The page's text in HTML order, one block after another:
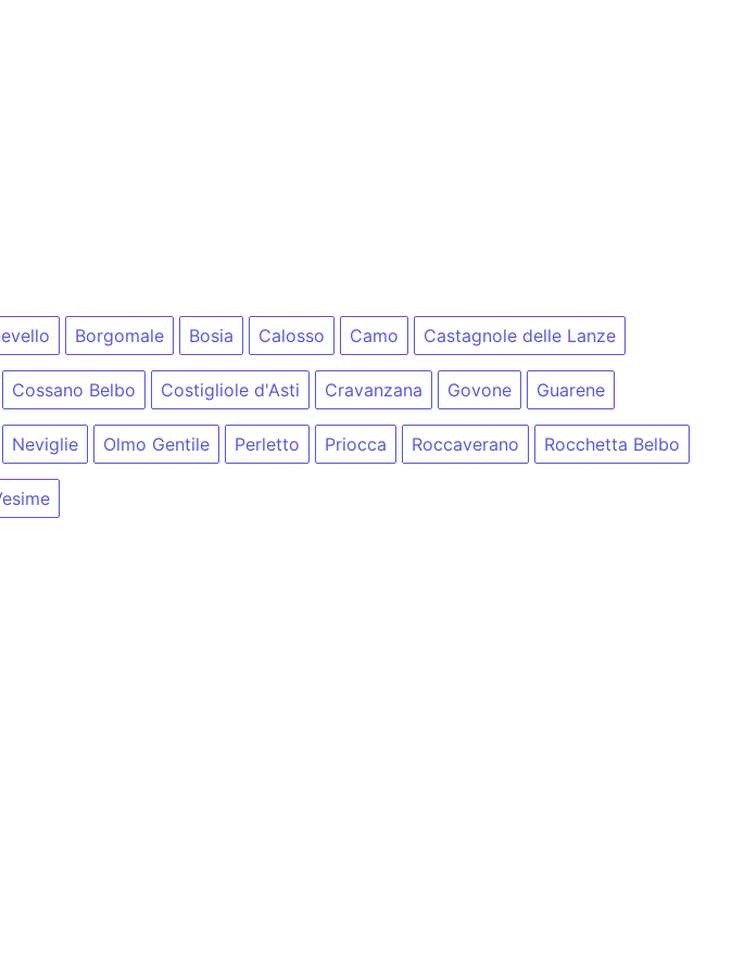
Borgomale Bosia Calosso Camo Castagnole delle Lanze
Cossano Belbo Costigliole d'Asti Cravanzana Govone Guarene
Neviglie Olmo Gentile Perletto Priocca Roccaverano Rocchetta Belbo